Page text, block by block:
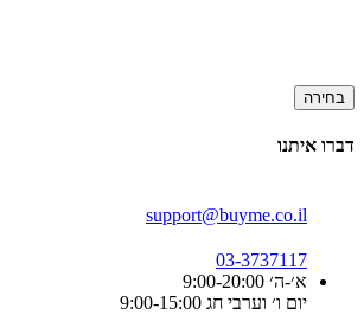
בחירה
דברו איתנו
support@buyme.co.il
03-3737117
א׳-ה׳ 9:00-20:00
יום ו׳ וערבי חג 9:00-15:00